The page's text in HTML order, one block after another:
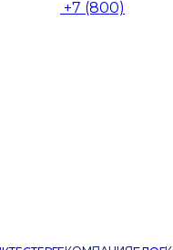
+7 (800)